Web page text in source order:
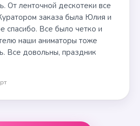
От ленточной дескотеки все
заказа была Юлия и
спасибо. Все было четко и
наши аниматоры тоже
Все довольны, праздник